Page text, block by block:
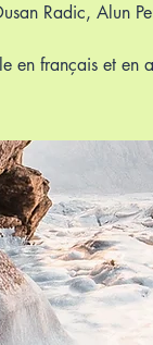
Radic, Alun
en français et en